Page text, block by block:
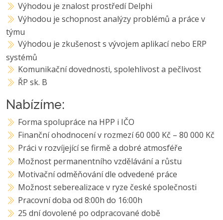
Výhodou je znalost prostředí Delphi
Výhodou je schopnost analýzy problémů a práce v
týmu
Výhodou je zkušenost s vývojem aplikací nebo ERP
systémů
Komunikační dovednosti, spolehlivost a pečlivost
ŘP sk. B
Nabízíme:
Forma spolupráce na HPP i IČO
Finanční ohodnocení v rozmezí 60 000 Kč – 80 000 Kč
Práci v rozvíjející se firmě a dobré atmosféře
Možnost permanentního vzdělávání a růstu
Motivační odměňování dle odvedené práce
Možnost seberealizace v ryze české společnosti
Pracovní doba od 8:00h do 16:00h
25 dní dovolené po odpracované době